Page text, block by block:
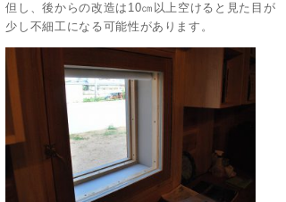
但し、後からの改造は10㎝以上空けると見た目が
少し不細工になる可能性があります。